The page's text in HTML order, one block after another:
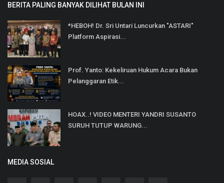
BERITA PALING BANYAK DILIHAT BULAN INI
*HEBOH! Dr. Sri Untari Luncurkan "ASTARI"
Platform Aspirasi...
Prof. Yanto: Kekeliruan Hukum Acara Bukan
Pelanggaran Etik...
HOAX..! VIDEO MENTERI YANDRI SUSANTO
SURUH TUTUP WARUNG...
MEDIA SOSIAL